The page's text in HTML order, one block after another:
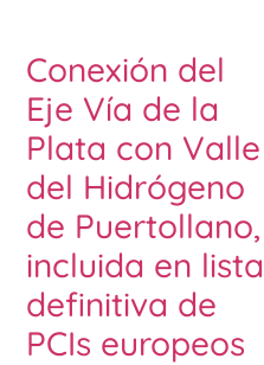
Conexión del
Eje Vía de la
Plata con Valle
del Hidrógeno
de Puertollano,
incluida en lista
definitiva de
PCIs europeos